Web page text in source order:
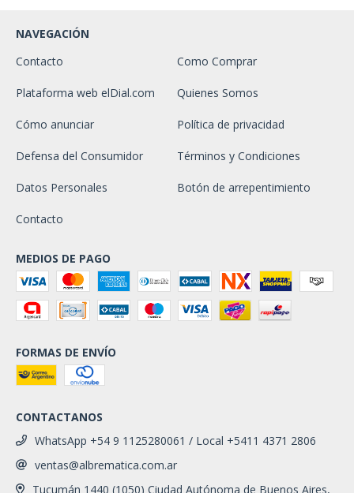
NAVEGACIÓN
Contacto
Como Comprar
Plataforma web elDial.com Quienes Somos
Cómo anunciar Política de privacidad
Defensa del Consumidor Términos y Condiciones
Datos Personales Botón de arrepentimiento
Contacto
MEDIOS DE PAGO
FORMAS DE ENVÍO
CONTACTANOS
WhatsApp +54 9 1125280061 / Local +5411 4371 2806
ventas@albrematica.com.ar
Tucumán 1440 (1050) Ciudad Autónoma de Buenos Aires,